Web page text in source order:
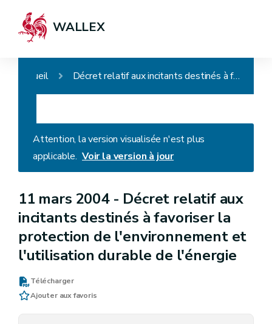
WALLEX
Accueil Décret relatif aux incitants destinés à favoriser la protection de l'environnement et l'utilisation durable de l'énergie
Attention, la version visualisée n'est plus
applicable. Voir la version à jour
11 mars 2004 - Décret relatif aux
incitants destinés à favoriser la
protection de l'environnement et
l'utilisation durable de l'énergie
Télécharger
Ajouter aux favoris